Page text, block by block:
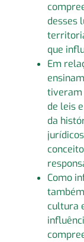
desses
que
Em
tiveram
de leis
da
Como
cultura